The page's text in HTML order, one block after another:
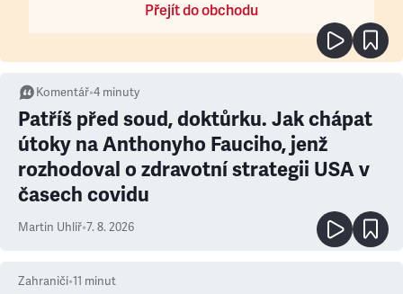
Přejít do obchodu
Komentář•4 minuty
Patříš před soud, doktůrku. Jak chápat
útoky na Anthonyho Fauciho, jenž
rozhodoval o zdravotní strategii USA v
časech covidu
Martin Uhlíř•7. 8. 2026
Zahraničí•11 minut